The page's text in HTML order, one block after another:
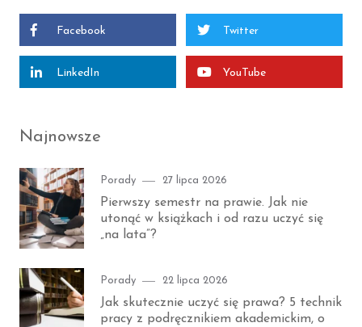
Facebook Twitter
LinkedIn YouTube
Najnowsze
Category
Porady
Posted
27 lipca 2026
Pierwszy semestr na prawie. Jak nie
utonąć w książkach i od razu uczyć się
„na lata”?
Category
Porady
Posted
22 lipca 2026
Jak skutecznie uczyć się prawa? 5 technik
pracy z podręcznikiem akademickim, o